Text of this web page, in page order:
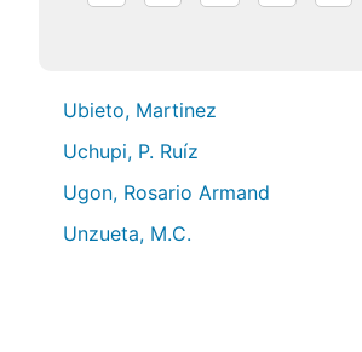
Ubieto, Martinez
Uchupi, P. Ruíz
Ugon, Rosario Armand
Unzueta, M.C.